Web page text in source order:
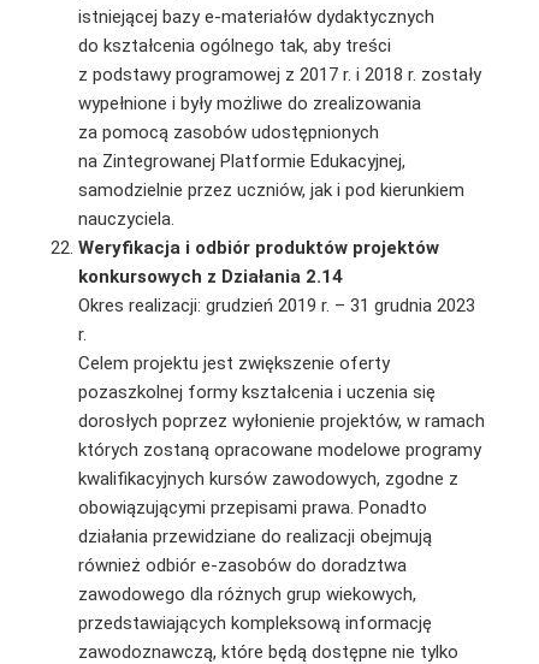
istniejącej bazy e-materiałów dydaktycznych
do kształcenia ogólnego tak, aby treści
z podstawy programowej z 2017 r. i 2018 r. zostały
wypełnione i były możliwe do zrealizowania
za pomocą zasobów udostępnionych
na Zintegrowanej Platformie Edukacyjnej,
samodzielnie przez uczniów, jak i pod kierunkiem
nauczyciela.
Weryfikacja i odbiór produktów projektów
konkursowych z Działania 2.14
Okres realizacji: grudzień 2019 r. – 31 grudnia 2023
r.
Celem projektu jest zwiększenie oferty
pozaszkolnej formy kształcenia i uczenia się
dorosłych poprzez wyłonienie projektów, w ramach
których zostaną opracowane modelowe programy
kwalifikacyjnych kursów zawodowych, zgodne z
obowiązującymi przepisami prawa. Ponadto
działania przewidziane do realizacji obejmują
również odbiór e-zasobów do doradztwa
zawodowego dla różnych grup wiekowych,
przedstawiających kompleksową informację
zawodoznawczą, które będą dostępne nie tylko